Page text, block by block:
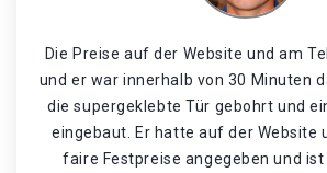
Die Preise auf der Website und am
und er war innerhalb von 30 Minuten
die supergeklebte Tür gebohrt und
eingebaut. Er hatte auf der Website
faire Festpreise angegeben und ist